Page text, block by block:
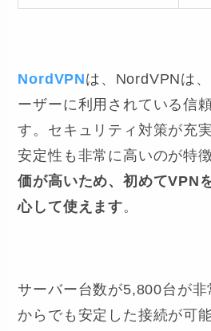
NordVPNは、NordVPNは
ーザーに利用されている信
す。セキュリティ対策が充
安定性も非常に高いのが特
価が高いため、初めてVPN
心して使えます。
サーバー台数が5,800台が非
からでも安定した接続が可